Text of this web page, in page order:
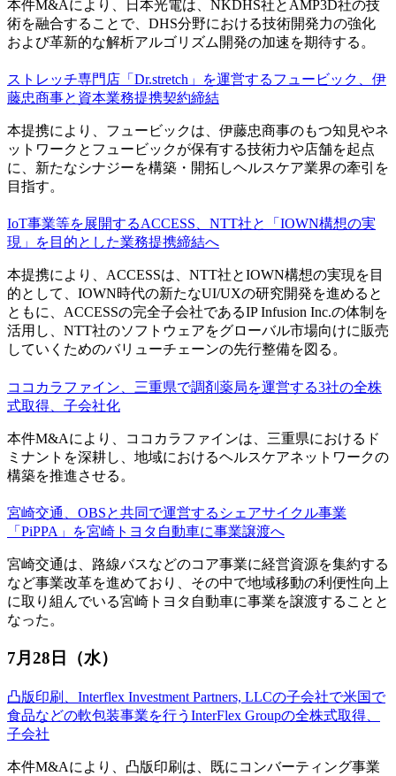
本件M&Aにより、日本光電は、NKDHS社とAMP3D社の技
術を融合することで、DHS分野における技術開発力の強化
および革新的な解析アルゴリズム開発の加速を期待する。
ストレッチ専門店「Dr.stretch」を運営するフュービック、伊
藤忠商事と資本業務提携契約締結
本提携により、フュービックは、伊藤忠商事のもつ知見やネ
ットワークとフュービックが保有する技術力や店舗を起点
に、新たなシナジーを構築・開拓しヘルスケア業界の牽引を
目指す。
IoT事業等を展開するACCESS、NTT社と「IOWN構想の実
現」を目的とした業務提携締結へ
本提携により、ACCESSは、NTT社とIOWN構想の実現を目
的として、IOWN時代の新たなUI/UXの研究開発を進めると
ともに、ACCESSの完全子会社であるIP Infusion Inc.の体制を
活用し、NTT社のソフトウェアをグローバル市場向けに販売
していくためのバリューチェーンの先行整備を図る。
ココカラファイン、三重県で調剤薬局を運営する3社の全株
式取得、子会社化
本件M&Aにより、ココカラファインは、三重県におけるド
ミナントを深耕し、地域におけるヘルスケアネットワークの
構築を推進させる。
宮崎交通、OBSと共同で運営するシェアサイクル事業
「PiPPA」を宮崎トヨタ自動車に事業譲渡へ
宮崎交通は、路線バスなどのコア事業に経営資源を集約する
など事業改革を進めており、その中で地域移動の利便性向上
に取り組んでいる宮崎トヨタ自動車に事業を譲渡することと
なった。
7月28日（水）
凸版印刷、Interflex Investment Partners, LLCの子会社で米国で
食品などの軟包装事業を行うInterFlex Groupの全株式取得、
子会社
本件M&Aにより、凸版印刷は、既にコンバーティング事業